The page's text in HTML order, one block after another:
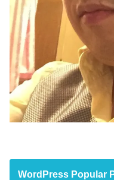
WordPress Popular